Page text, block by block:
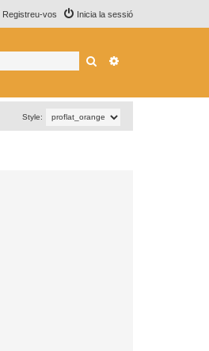
Inicia la sessió
Registreu-vos
Cerca
Style: